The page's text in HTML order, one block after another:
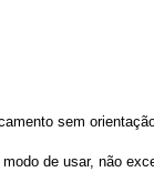
sem
de usar, não